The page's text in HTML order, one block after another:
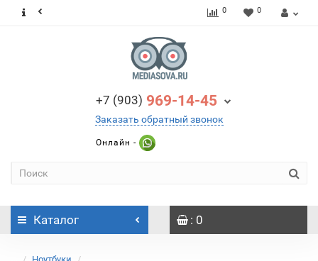
0 0
+7 (903) 969-14-45
Заказать обратный звонок
Онлайн -
Каталог : 0